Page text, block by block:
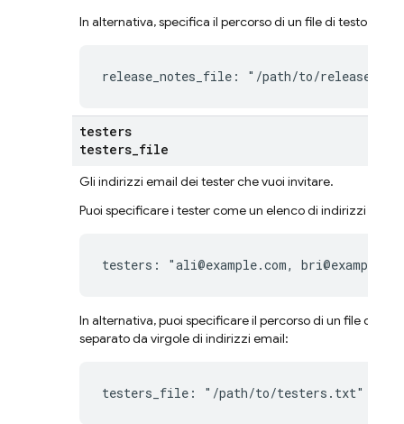
In alternativa, specifica il percorso di un file di testo
release_notes_file: "/path/to/release-
testers
testers_file
Gli indirizzi email dei tester che vuoi invitare.
Puoi specificare i tester come un elenco di indirizzi
testers: "ali@example.com,
In alternativa, puoi specificare il percorso di un file di
separato da virgole di indirizzi email:
testers_file: "/path/to/testers.txt"